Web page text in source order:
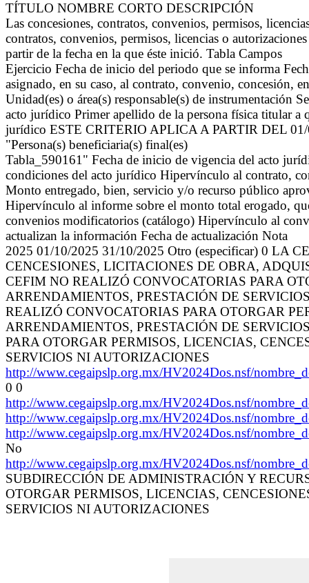
TÍTULO NOMBRE CORTO DESCRIPCIÓN
Las concesiones, contratos, convenios, permisos,
contratos, convenios, permisos, licencias o
partir de la fecha en la que éste inició. Tabla Campos
Ejercicio Fecha de inicio del periodo que se informa
asignado, en su caso, al contrato, convenio, concesión,
Unidad(es) o área(s) responsable(s) de instrumentación
acto jurídico Primer apellido de la persona física titular
jurídico ESTE CRITERIO APLICA A PARTIR DEL 01/
"Persona(s) beneficiaria(s) final(es)
Tabla_590161" Fecha de inicio de vigencia del acto
condiciones del acto jurídico Hipervínculo al contrato,
Monto entregado, bien, servicio y/o recurso público
Hipervínculo al informe sobre el monto total erogado,
convenios modificatorios (catálogo) Hipervínculo al
actualizan la información Fecha de actualización Nota
2025 01/10/2025 31/10/2025 Otro (especificar) 0 LA
CENCESIONES, LICITACIONES DE OBRA,
CEFIM NO REALIZÓ CONVOCATORIAS PARA
ARRENDAMIENTOS, PRESTACIÓN DE
REALIZÓ CONVOCATORIAS PARA OTORGAR
ARRENDAMIENTOS, PRESTACIÓN DE
PARA OTORGAR PERMISOS, LICENCIAS,
SERVICIOS NI AUTORIZACIONES
http://www.cegaipslp.org.mx/HV2024Dos.nsf/
0 0
http://www.cegaipslp.org.mx/HV2024Dos.nsf/
http://www.cegaipslp.org.mx/HV2024Dos.nsf/
http://www.cegaipslp.org.mx/HV2024Dos.nsf/
No
http://www.cegaipslp.org.mx/HV2024Dos.nsf/
SUBDIRECCIÓN DE ADMINISTRACIÓN Y
OTORGAR PERMISOS, LICENCIAS,
SERVICIOS NI AUTORIZACIONES